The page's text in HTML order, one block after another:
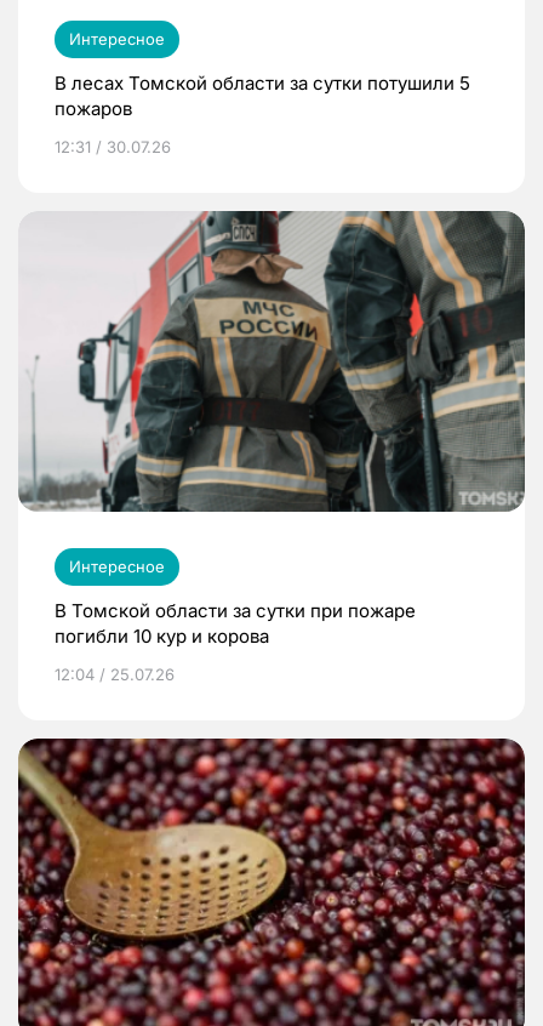
Интересное
В лесах Томской области за сутки потушили 5
пожаров
12:31 / 30.07.26
Интересное
В Томской области за сутки при пожаре
погибли 10 кур и корова
12:04 / 25.07.26